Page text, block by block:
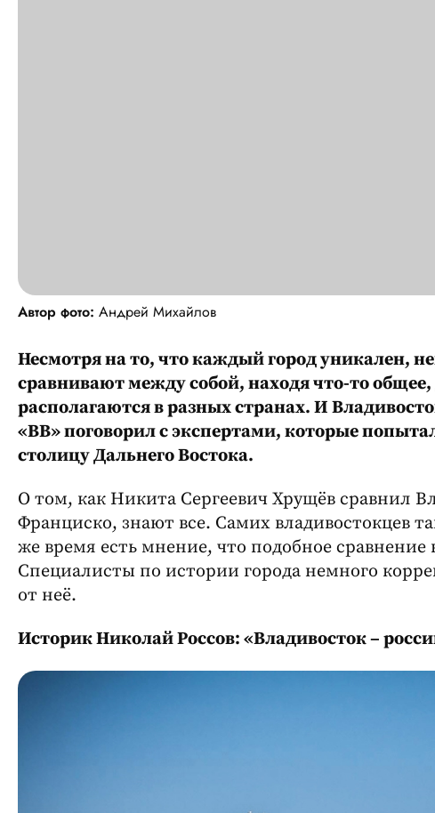
Автор фото: Андрей Михайлов
Несмотря на то, что каждый город уникален,
сравнивают между собой, находя что-то
располагаются в разных странах. И
«ВВ» поговорил с экспертами, которые
столицу Дальнего Востока.
О том, как Никита Сергеевич Хрущёв сравнил
Франциско, знают все. Самих владивостокцев
же время есть мнение, что подобное сравнение
Специалисты по истории города немного
от неё.
Историк Николай Россов: «Владивосток –